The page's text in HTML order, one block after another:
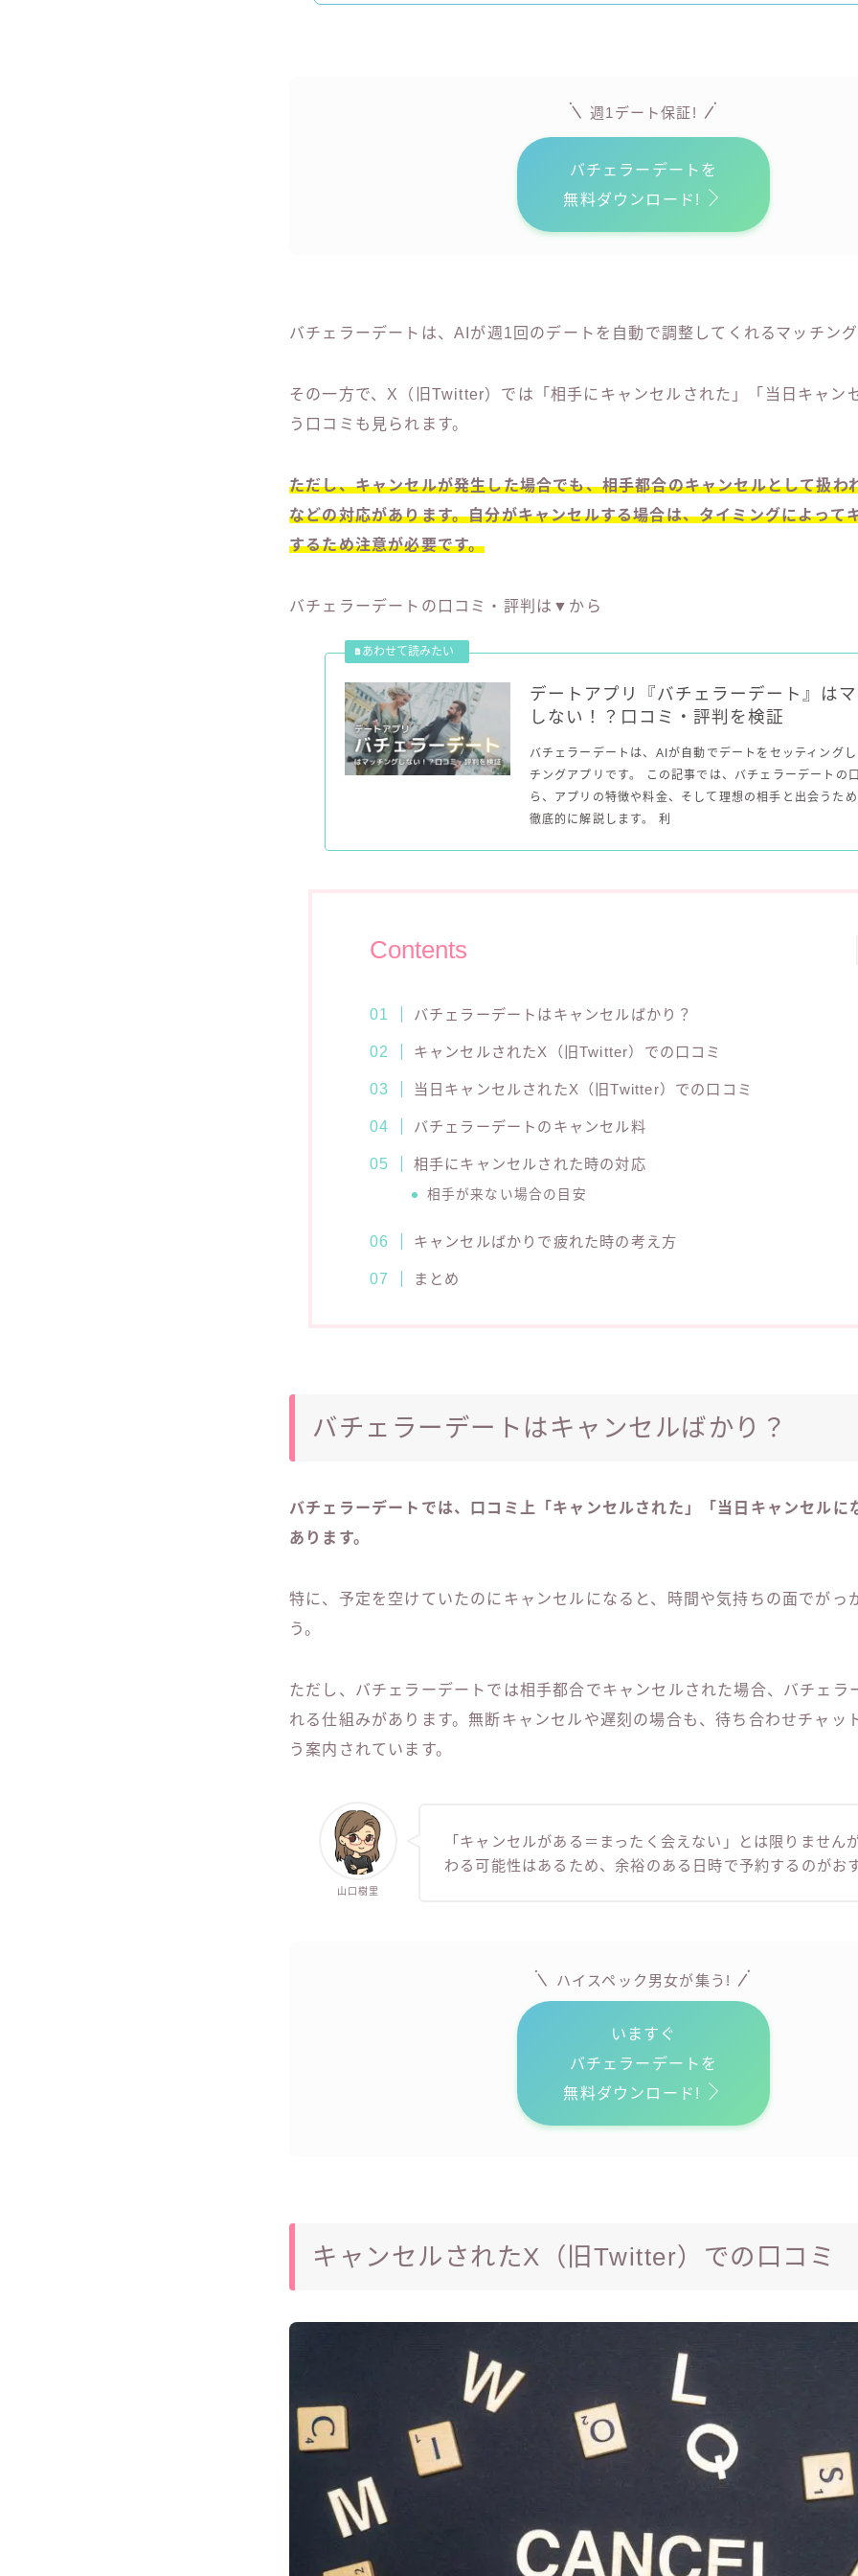
週1デート保証!
バチェラーデートを
無料ダウンロード!
バチェラーデートは、AIが週1回のデートを自動で調整してくれるマッチング
その一方で、X（旧Twitter）では「相手にキャンセルされた」「当日キャン
う口コミも見られます。
ただし、キャンセルが発生した場合でも、相手都合のキャンセルとして扱わ
などの対応があります。自分がキャンセルする場合は、タイミングによって
するため注意が必要です。
バチェラーデートの口コミ・評判は▼から
デートアプリ『バチェラーデート』は
しない！？口コミ・評判を検証
バチェラーデートは、AIが自動でデートをセッティング
チングアプリです。 この記事では、バチェラーデートの
ら、アプリの特徴や料金、そして理想の相手と出会うた
徹底的に解説します。 利
Contents
バチェラーデートはキャンセルばかり？
キャンセルされたX（旧Twitter）での口コミ
当日キャンセルされたX（旧Twitter）での口コミ
バチェラーデートのキャンセル料
相手にキャンセルされた時の対応
相手が来ない場合の目安
キャンセルばかりで疲れた時の考え方
まとめ
バチェラーデートはキャンセルばかり？
バチェラーデートでは、口コミ上「キャンセルされた」「当日キャンセルに
あります。
特に、予定を空けていたのにキャンセルになると、時間や気持ちの面でがっ
う。
ただし、バチェラーデートでは相手都合でキャンセルされた場合、バチェラ
れる仕組みがあります。無断キャンセルや遅刻の場合も、待ち合わせチャッ
う案内されています。
山口樹里
「キャンセルがある＝まったく会えない」とは限りません
わる可能性はあるため、余裕のある日時で予約するのがお
ハイスペック男女が集う!
いますぐ
バチェラーデートを
無料ダウンロード!
キャンセルされたX（旧Twitter）での口コミ